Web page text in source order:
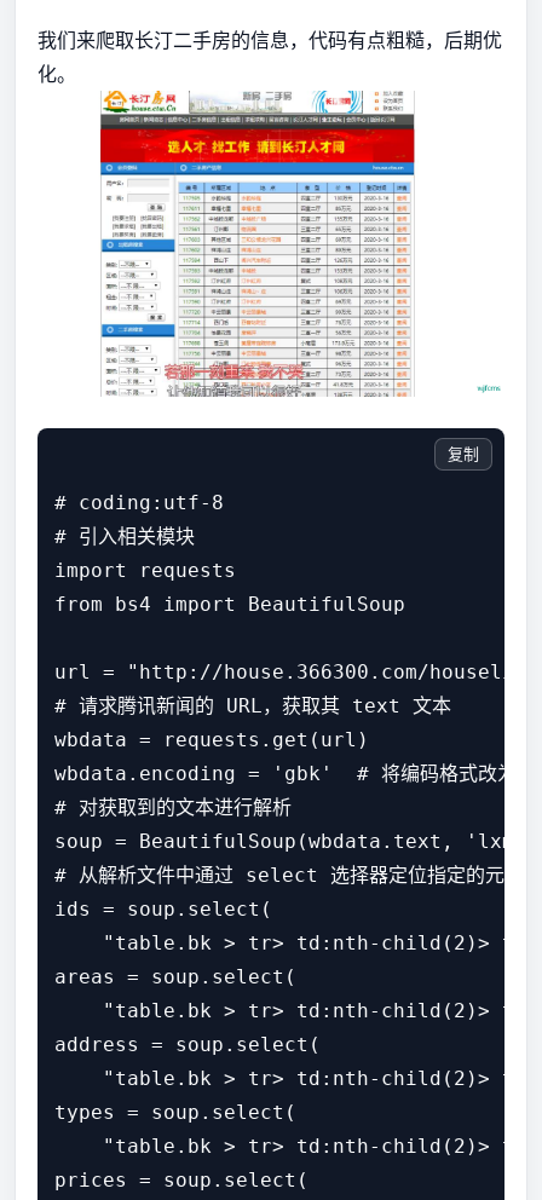
我们来爬取长汀二手房的信息，代码有点粗糙，后期优
化。
# coding:utf-8
# 引入相关模块
import requests
from bs4 import BeautifulSoup
url = "http://house.366300.com/
# 请求腾讯新闻的 URL，获取其 text 文本
wbdata = requests.get(url)
wbdata.encoding = 'gbk'  # 将编码格式改为
# 对获取到的文本进行解析
soup = BeautifulSoup(wbdata.text,
# 从解析文件中通过 select 选择器定位指定的元素，
ids = soup.select(
"table.bk > tr> td:nth-child(2)>
areas = soup.select(
"table.bk > tr> td:nth-child(2)>
address = soup.select(
"table.bk > tr> td:nth-child(2)>
types = soup.select(
"table.bk > tr> td:nth-child(2)>
prices = soup.select(
复制